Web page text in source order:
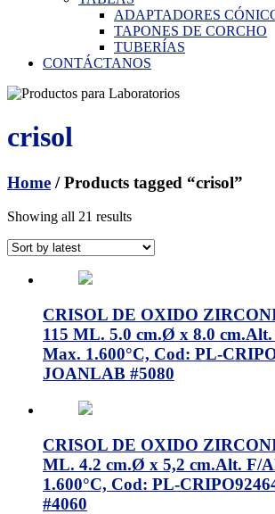
ADAPTADORES
TAPONES DE CORCHO
TUBERÍAS
CONTÁCTANOS
crisol
Home / Products tagged “crisol”
Showing all 21 results
CRISOL DE OXIDO
115 ML. 5.0 cm.Ø x 8.0
Max. 1.600°C, Cod: PL-
JOANLAB #5080
CRISOL DE OXIDO
ML. 4.2 cm.Ø x 5,2 cm.Alt. F/
1.600°C, Cod: PL-
#4060